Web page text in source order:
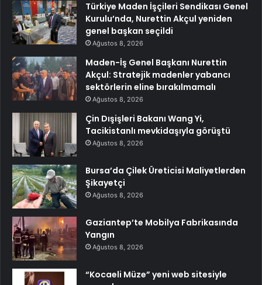
Türkiye Maden İşçileri Sendikası Genel
Kurulu’nda, Nurettin Akçul yeniden
genel başkan seçildi
Ağustos 8, 2026
Maden-İş Genel Başkanı Nurettin
Akçul: Stratejik madenler yabancı
sektörlerin eline bırakılmamalı
Ağustos 8, 2026
Çin Dışişleri Bakanı Wang Yi,
Tacikistanlı mevkidaşıyla görüştü
Ağustos 8, 2026
Bursa’da Çilek Üreticisi Maliyetlerden
Şikayetçi
Ağustos 8, 2026
Gaziantep’te Mobilya Fabrikasında
Yangın
Ağustos 8, 2026
“Kocaeli Müze” yeni web sitesiyle